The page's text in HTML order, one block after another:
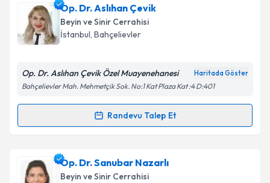
Takvim Talebini Gönder
Op. Dr. Abdulsemat Gökalpiçin randevu takvimi
talebi oluşturun. Size bu uzmandan randevu almanız
için bir takvim hazırlandığında e-posta ile
bilgilendireceğiz.
E-posta Adresiniz
Kişisel verilerimin işlenmesine ilişkinAydınlatma
kapsamda işlenmesini kabul ediyorum.
Op. Dr. Aslıhan Çevik
Beyin ve Sinir Cerrahisi
İstanbul, Bahçelievler
Op. Dr. Aslıhan Çevik Özel Muayenehanesi Haritada Göster
Bahçelievler Mah. Mehmetçik Sok. No:1 Kat Plaza Kat :4 D:401
Randevu Talep Et
Randevu Takvimi Talebi
Op. Dr. Aslıhan Çevikiçin randevu takvimi talebi
oluşturun. Size bu uzmandan randevu almanız için bir
Op. Dr. Sanubar Nazarlı
Beyin ve Sinir Cerrahisi